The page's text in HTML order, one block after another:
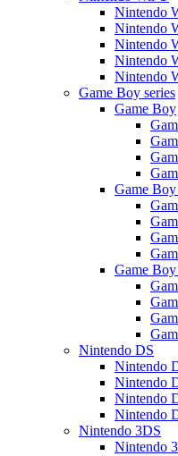
Nintendo
Nintendo
Nintendo
Nintendo
Nintendo
Game Boy series
Game Boy
Game
Game
Nintendo DS
Nintendo
Nintendo
Nintendo
Nintendo
Nintendo 3DS
Nintendo